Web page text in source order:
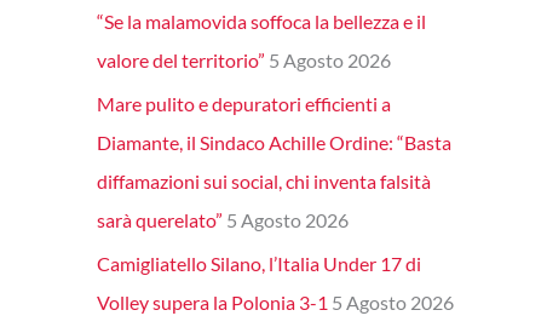
“Se la malamovida soffoca la bellezza e il
valore del territorio” 5 Agosto 2026
Mare pulito e depuratori efficienti a
Diamante, il Sindaco Achille Ordine: “Basta
diffamazioni sui social, chi inventa falsità
sarà querelato” 5 Agosto 2026
Camigliatello Silano, l’Italia Under 17 di
Volley supera la Polonia 3-1 5 Agosto 2026